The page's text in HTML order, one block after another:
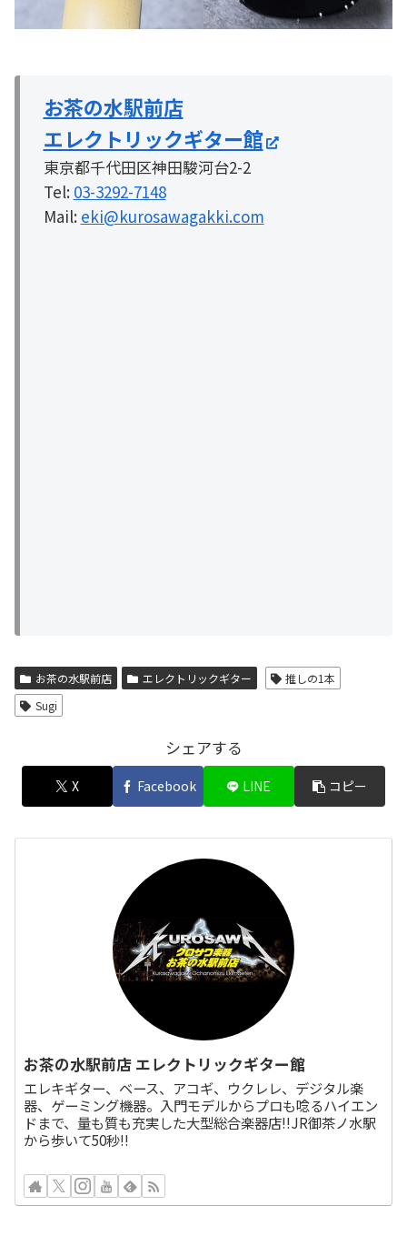
お茶の水駅前店
エレクトリックギター館
東京都千代田区神田駿河台2-2
Tel: 03-3292-7148
Mail: eki@kurosawagakki.com
お茶の水駅前店 エレクトリックギター
推しの1本
Sugi
シェアする
X Facebook LINE コピー
お茶の水駅前店 エレクトリックギター館
エレキギター、ベース、アコギ、ウクレレ、デジタル楽
器、ゲーミング機器。入門モデルからプロも唸るハイエン
ドまで、量も質も充実した大型総合楽器店!!JR御茶ノ水駅
から歩いて50秒!!